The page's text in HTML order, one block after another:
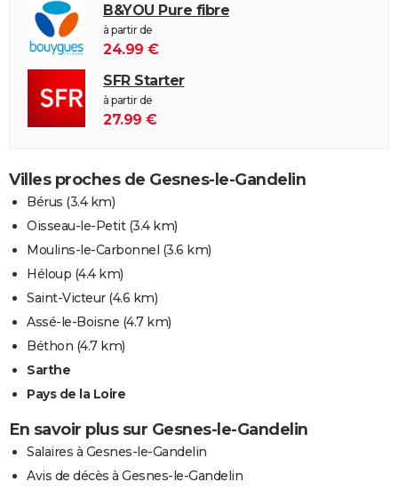
B&YOU Pure fibre
à partir de
24.99 €
SFR Starter
à partir de
27.99 €
Villes proches de Gesnes-le-Gandelin
Bérus (3.4 km)
Oisseau-le-Petit(3.4 km)
Moulins-le-Carbonnel (3.6 km)
Héloup (4.4 km)
Saint-Victeur(4.6 km)
Assé-le-Boisne (4.7 km)
Béthon (4.7 km)
Sarthe
Pays de la Loire
En savoir plus sur Gesnes-le-Gandelin
Salaires à Gesnes-le-Gandelin
Avis de décès à Gesnes-le-Gandelin